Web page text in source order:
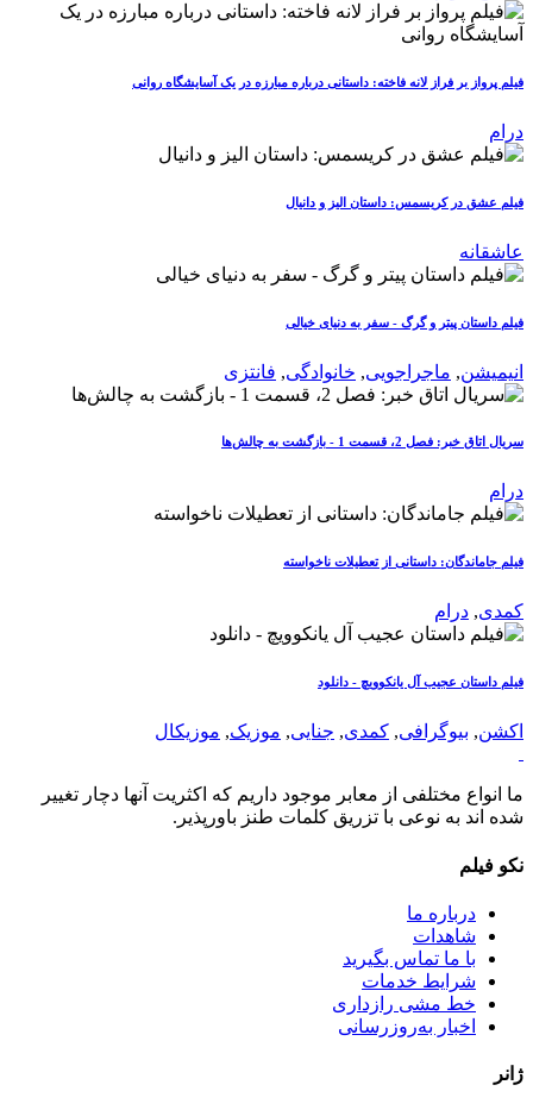
فیلم پرواز بر فراز لانه فاخته: داستانی درباره مبارزه در یک آسایشگاه روانی
درام
فیلم عشق در کریسمس: داستان الیز و دانیال
عاشقانه
فیلم داستان پیتر و گرگ - سفر به دنیای خیالی
انیمیشن, ماجراجویی, خانوادگی, فانتزی
سریال اتاق خبر: فصل 2، قسمت 1 - بازگشت به چالش‌ها
درام
فیلم جاماندگان: داستانی از تعطیلات ناخواسته
کمدی, درام
فیلم داستان عجیب آل یانکوویچ - دانلود
اکشن, بیوگرافی, کمدی, جنایی, موزیک, موزیکال
ما انواع مختلفی از معابر موجود داریم که اکثریت آنها دچار تغییر
شده اند به نوعی با تزریق کلمات طنز باورپذیر.
نکو فیلم
درباره ما
شاهدات
با ما تماس بگیرید
شرایط خدمات
خط مشی رازداری
اخبار به‌روزرسانی
ژانر